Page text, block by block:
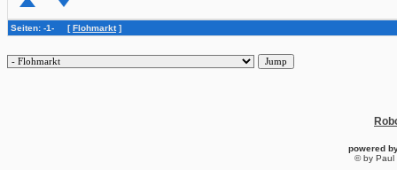
Seiten: -1- [Flohmarkt]
powered
© by Paul